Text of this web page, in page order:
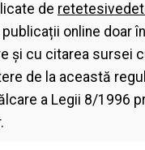
de
online doar
și cu citarea sursei
de la această
a Legii 8/1996